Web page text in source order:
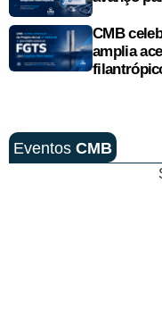
CMB
amplia
Eventos CMB